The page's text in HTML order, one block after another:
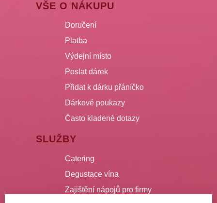
VŠE O NÁKUPU
Doručení
Platba
Výdejní místo
Poslat dárek
Přidat k dárku přáníčko
Dárkové poukazy
Často kladené dotazy
SLUŽBY
Catering
Degustace vína
Zajištění nápojů pro firmy